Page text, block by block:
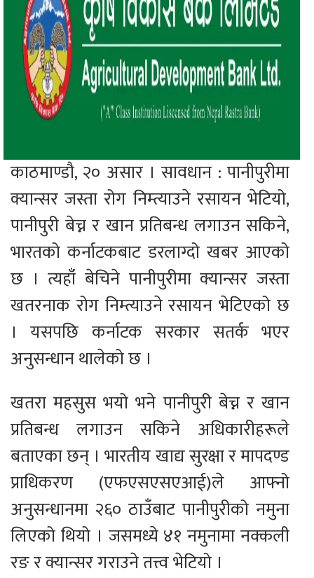
काठमाण्डौ, २० असार । सावधान : पानीपुरीमा
क्यान्सर जस्ता रोग निम्त्याउने रसायन भेटियो,
पानीपुरी बेच्न र खान प्रतिबन्ध लगाउन सकिने,
भारतको कर्नाटकबाट डरलाग्दो खबर आएको
छ । त्यहाँ बेचिने पानीपुरीमा क्यान्सर जस्ता
खतरनाक रोग निम्त्याउने रसायन भेटिएको छ
। यसपछि कर्नाटक सरकार सतर्क भएर
अनुसन्धान थालेको छ ।
खतरा महसुस भयो भने पानीपुरी बेच्न र खान
प्रतिबन्ध लगाउन सकिने अधिकारीहरूले
बताएका छन् । भारतीय खाद्य सुरक्षा र मापदण्ड
प्राधिकरण (एफएसएसएआई)ले आफ्नो
अनुसन्धानमा २६० ठाउँबाट पानीपुरीको नमुना
लिएको थियो । जसमध्ये ४१ नमुनामा नक्कली
रङ र क्यान्सर गराउने तत्त्व भेटियो ।